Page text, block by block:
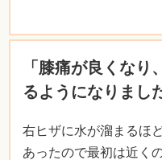
「膝痛が良くな
るようになりまし
右ヒザに水が溜まるほ
あったので最初は近く